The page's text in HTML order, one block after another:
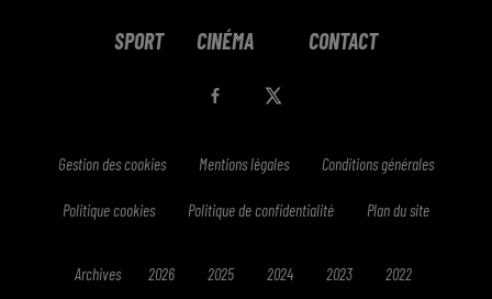
SPORT CINÉMA CONTACT
Gestion des cookies Mentions légales Conditions générales
Politique cookies Politique de confidentialité Plan du site
Archives 2026 2025 2024 2023 2022